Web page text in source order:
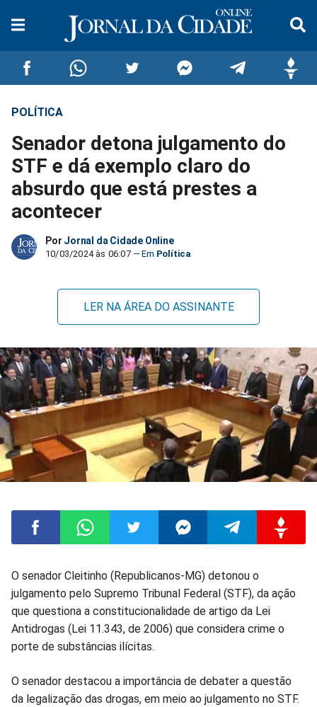
Compartilhar
no
Facebook
Compartilhar
no
Whatsapp
no
Twitter
no
Messenger
no
Telegram
no
POLÍTICA
Senador detona julgamento do
STF e dá exemplo claro do
absurdo que está prestes a
acontecer
Por Jornal da Cidade Online
10/03/2024 às 06:07 Política
LER NA ÁREA DO ASSINANTE
Compartilhar
no
Facebook
Compartilhar
no
Whatsapp
Compartilhar
no
Twitter
Compartilhar
no
Compartilhar
no
O senador Cleitinho (Republicanos-MG) detonou o
julgamento pelo Supremo Tribunal Federal (STF), da ação
que questiona a constitucionalidade de artigo da Lei
Antidrogas (Lei 11.343, de 2006) que considera crime o
porte de substâncias ilícitas.
O senador destacou a importância de debater a questão
da legalização das drogas, em meio ao julgamento no STF.